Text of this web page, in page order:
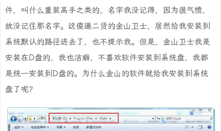
件，叫什么重装高手之类的，名字我没记得，因为很气愤，
故没记住那名字。这傻逼二货的金山卫士，居然给我安装到
系统默认的路径进去了，也不提示我。但是，金山卫士我是
安装在D盘的，我也洁癖，不喜欢软件安装到系统盘，我都
是统一安装到D盘的。为什么金山的软件就给我安装到系统
盘了呢？